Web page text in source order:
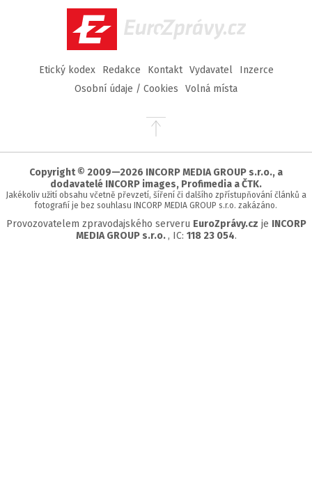
EuroZprávy.cz
Etický kodex Redakce Kontakt Vydavatel
Inzerce
Osobní údaje / Cookies
Volná místa
Přejít
stránky
Copyright © 2009—2026 INCORP MEDIA GROUP s.r.o., a
dodavatelé INCORP images, Profimedia a ČTK.
Jakékoliv užití obsahu včetně převzetí, šíření či dalšího zpřístupňování článků a
fotografií je bez souhlasu INCORP MEDIA GROUP s.r.o. zakázáno.
Provozovatelem zpravodajského serveru EuroZprávy.cz je INCORP
MEDIA GROUP s.r.o. , IC: 118 23 054.